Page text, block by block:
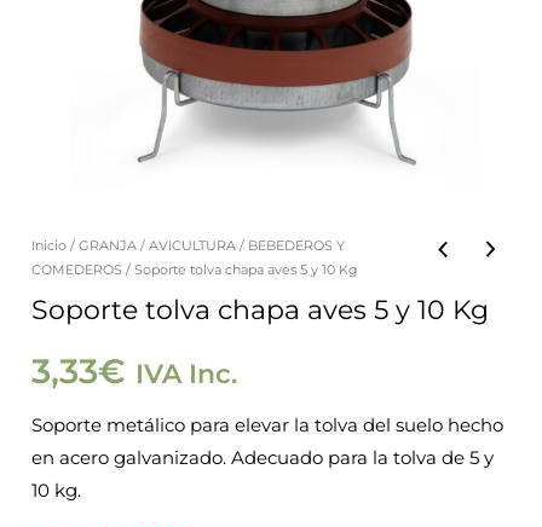
Inicio /GRANJA /AVICULTURA / BEBEDEROS Y
COMEDEROS / Soporte tolva chapa aves 5 y 10 Kg
Soporte tolva chapa aves 5 y 10 Kg
3,33€ IVA Inc.
Soporte metálico para elevar la tolva del suelo hecho
en acero galvanizado. Adecuado para la tolva de 5 y
10 kg.